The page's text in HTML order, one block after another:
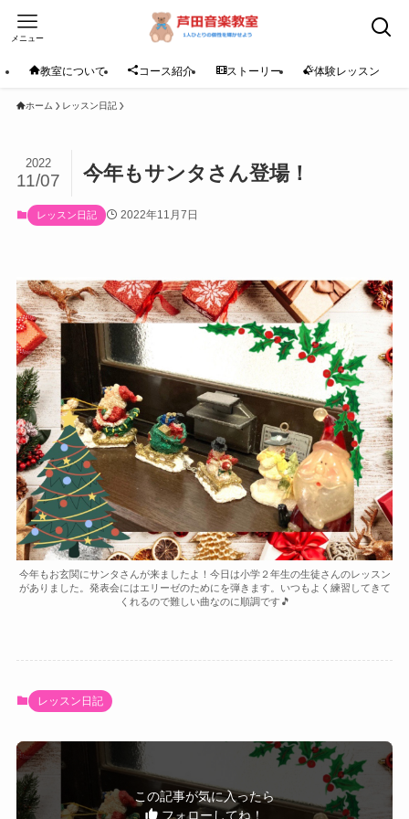
メニュー
教室について コース紹介 ストーリー 体験レッスン
ホーム レッスン日記
今年もサンタさん登場！
2022
11/07
レッスン日記 2022年11月7日
今年もお玄関にサンタさんが来ましたよ！今日は小学２年生の生徒さんのレッスン
がありました。発表会にはエリーゼのためにを弾きます。いつもよく練習してきて
くれるので難しい曲なのに順調です🎵
レッスン日記
この記事が気に入ったら
フォローしてね！